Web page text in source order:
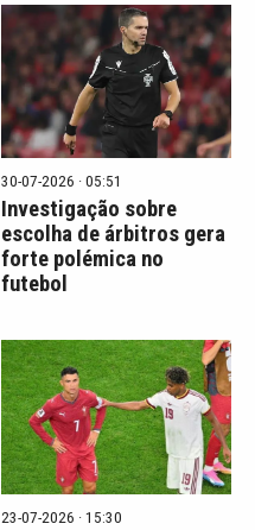
30-07-2026 · 05:51
Investigação sobre
escolha de árbitros gera
forte polémica no
futebol
23-07-2026 · 15:30